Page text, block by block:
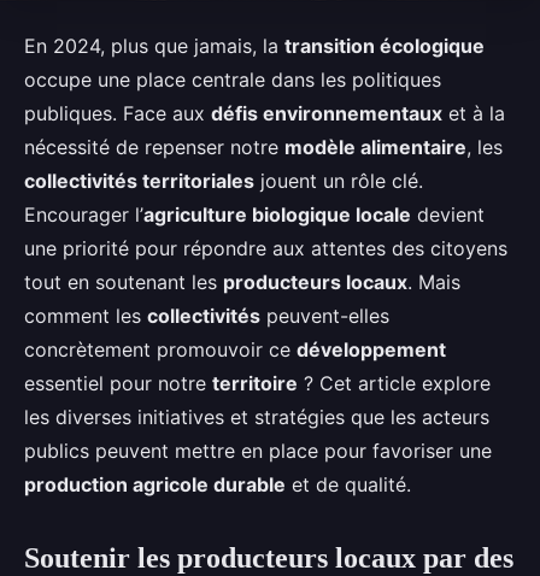
En 2024, plus que jamais, la transition écologique
occupe une place centrale dans les politiques
publiques. Face aux défis environnementaux et à la
nécessité de repenser notre modèle alimentaire, les
collectivités territoriales jouent un rôle clé.
Encourager l’agriculture biologique locale devient
une priorité pour répondre aux attentes des citoyens
tout en soutenant les producteurs locaux. Mais
comment les collectivités peuvent-elles
concrètement promouvoir ce développement
essentiel pour notre territoire ? Cet article explore
les diverses initiatives et stratégies que les acteurs
publics peuvent mettre en place pour favoriser une
production agricole durable et de qualité.
Soutenir les producteurs locaux par des